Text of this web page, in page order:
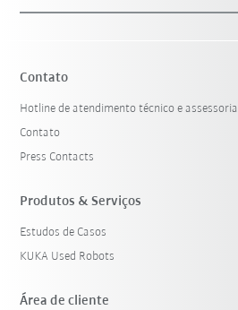
Contato
Hotline de atendimento técnico e assessoria
Contato
Press Contacts
Produtos & Serviços
Estudos de Casos
KUKA Used Robots
Área de cliente